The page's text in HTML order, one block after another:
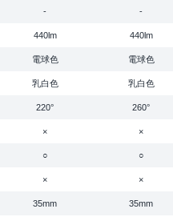
- -
440lm 440lm
電球色 電球色
乳白色 乳白色
220° 260°
× ×
○ ○
× ×
35mm 35mm